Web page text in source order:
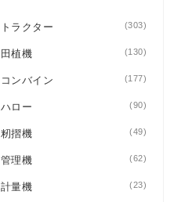
トラクター (303)
田植機 (130)
コンバイン (177)
ハロー (90)
籾摺機 (49)
管理機 (62)
計量機 (23)